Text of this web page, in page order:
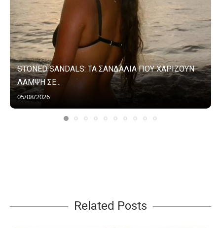
STONED SANDALS: ΤΑ ΣΑΝΔΑΛΙΑ ΠΟΥ ΧΑΡΙΖΟΥΝ
ΛΑΜΨΗ ΣΕ...
05/08/2026
Related Posts